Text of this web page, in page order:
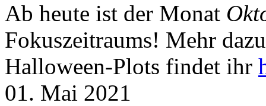
Ab heute ist der Monat
Fokuszeitraums! Mehr
Halloween-Plots findet ihr
01. Mai 2021